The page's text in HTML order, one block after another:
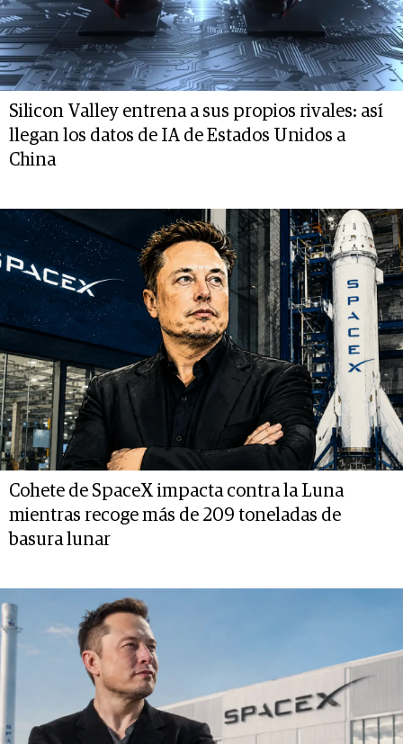
Silicon Valley entrena a sus propios rivales: así
llegan los datos de IA de Estados Unidos a
China
Cohete de SpaceX impacta contra la Luna
mientras recoge más de 209 toneladas de
basura lunar